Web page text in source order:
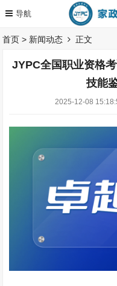
首页 > 新闻动态 正文
JYPC全国职业资格
技能
2025-12-08